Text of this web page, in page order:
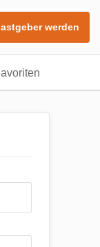
werden